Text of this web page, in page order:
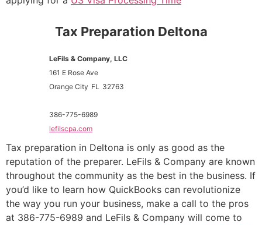
Tax Preparation Deltona
LeFils & Company, LLC
161 E Rose Ave
Orange City FL 32763
386-775-6989
lefilscpa.com
Tax preparation in Deltona is only as good as the
reputation of the preparer. LeFils & Company are known
throughout the community as the best in the business. If
you’d like to learn how QuickBooks can revolutionize
the way you run your business, make a call to the pros
at 386-775-6989 and LeFils & Company will come to